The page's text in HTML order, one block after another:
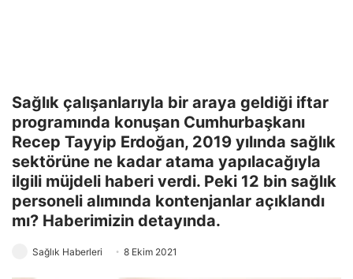
Sağlık çalışanlarıyla bir araya geldiği iftar
programında konuşan Cumhurbaşkanı
Recep Tayyip Erdoğan, 2019 yılında sağlık
sektörüne ne kadar atama yapılacağıyla
ilgili müjdeli haberi verdi. Peki 12 bin sağlık
personeli alımında kontenjanlar açıklandı
mı? Haberimizin detayında.
Sağlık Haberleri 8 Ekim 2021